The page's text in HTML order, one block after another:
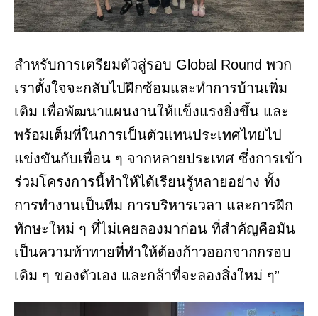
สำหรับการเตรียมตัวสู่รอบ Global Round พวก
เราตั้งใจจะกลับไปฝึกซ้อมและทำการบ้านเพิ่ม
เติม เพื่อพัฒนาแผนงานให้แข็งแรงยิ่งขึ้น และ
พร้อมเต็มที่ในการเป็นตัวแทนประเทศไทยไป
แข่งขันกับเพื่อน ๆ จากหลายประเทศ ซึ่งการเข้า
ร่วมโครงการนี้ทำให้ได้เรียนรู้หลายอย่าง ทั้ง
การทำงานเป็นทีม การบริหารเวลา และการฝึก
ทักษะใหม่ ๆ ที่ไม่เคยลองมาก่อน ที่สำคัญคือมัน
เป็นความท้าทายที่ทำให้ต้องก้าวออกจากกรอบ
เดิม ๆ ของตัวเอง และกล้าที่จะลองสิ่งใหม่ ๆ”